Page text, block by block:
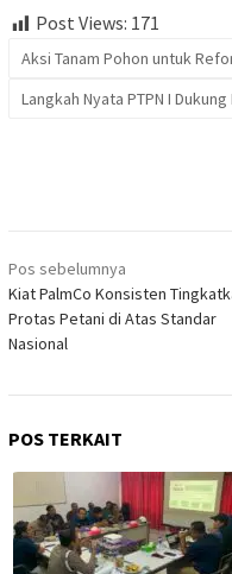
Post Views: 171
Aksi Tanam Pohon untuk
Langkah Nyata PTPN I
Navigasi
pos
Pos sebelumnya
Kiat PalmCo Konsisten
Protas Petani di Atas Standar
Nasional
POS TERKAIT